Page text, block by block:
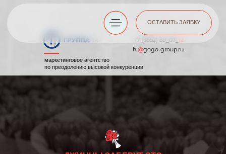
ОСТАВИТЬ ЗАЯВКУ
маркетинговое агентство
по преодолению высокой конкуренции
+7 (3852) 39_07_
12
hi@gogo-group.ru